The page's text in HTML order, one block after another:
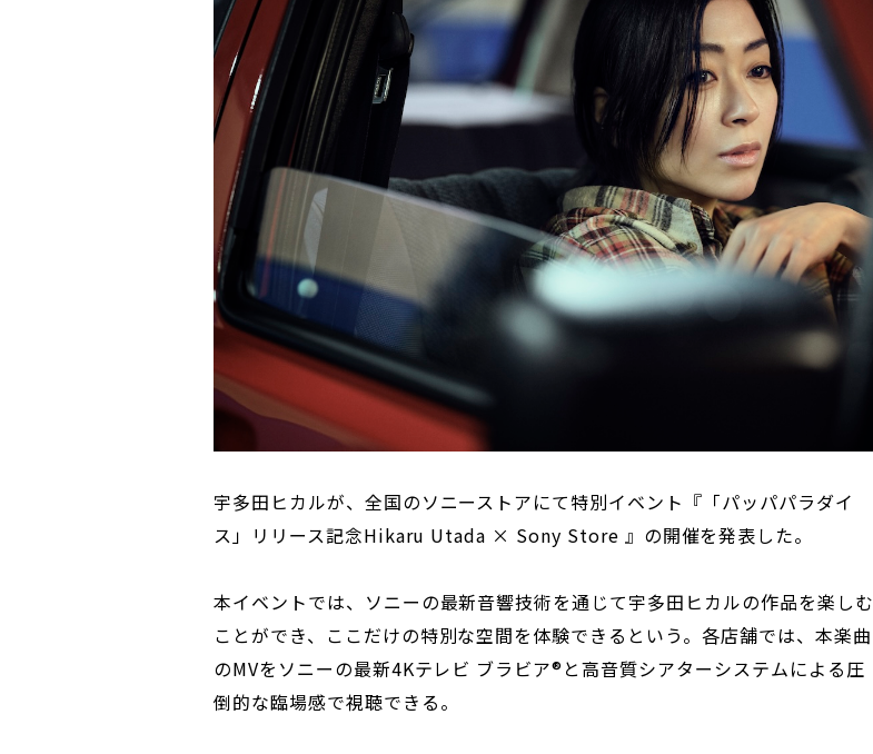
宇多田ヒカルが、全国のソニーストアにて特別イベント『「パッパパラダイ
ス」リリース記念Hikaru Utada × Sony Store 』の開催を発表した。
本イベントでは、ソニーの最新音響技術を通じて宇多田ヒカルの作品を楽しむ
ことができ、ここだけの特別な空間を体験できるという。各店舗では、本楽曲
のMVをソニーの最新4Kテレビ ブラビア®と高音質シアターシステムによる圧
倒的な臨場感で視聴できる。